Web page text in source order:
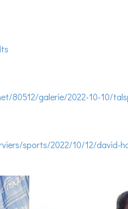
80512/galerie/2022-10-10/
sports/2022/10/12/david-